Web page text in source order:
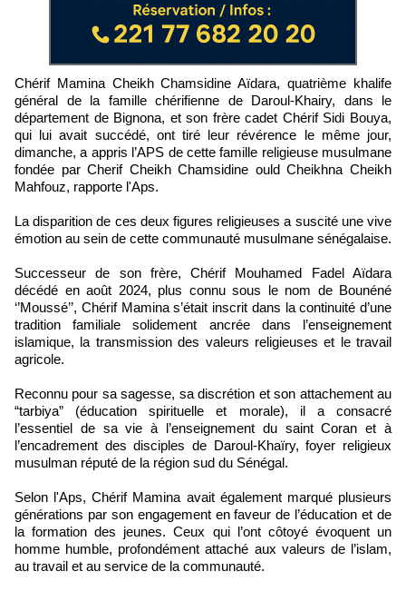
Chérif Mamina Cheikh Chamsidine Aïdara, quatrième khalife
général de la famille chérifienne de Daroul-Khairy, dans le
département de Bignona, et son frère cadet Chérif Sidi Bouya,
qui lui avait succédé, ont tiré leur révérence le même jour,
dimanche, a appris l’APS de cette famille religieuse musulmane
fondée par Cherif Cheikh Chamsidine ould Cheikhna Cheikh
Mahfouz, rapporte l'Aps.
La disparition de ces deux figures religieuses a suscité une vive
émotion au sein de cette communauté musulmane sénégalaise.
Successeur de son frère, Chérif Mouhamed Fadel Aïdara
décédé en août 2024, plus connu sous le nom de Bounéné
‘’Moussé’’, Chérif Mamina s’était inscrit dans la continuité d’une
tradition familiale solidement ancrée dans l’enseignement
islamique, la transmission des valeurs religieuses et le travail
agricole.
Reconnu pour sa sagesse, sa discrétion et son attachement au
“tarbiya” (éducation spirituelle et morale), il a consacré
l’essentiel de sa vie à l’enseignement du saint Coran et à
l’encadrement des disciples de Daroul-Khaïry, foyer religieux
musulman réputé de la région sud du Sénégal.
Selon l'Aps, Chérif Mamina avait également marqué plusieurs
générations par son engagement en faveur de l’éducation et de
la formation des jeunes. Ceux qui l’ont côtoyé évoquent un
homme humble, profondément attaché aux valeurs de l’islam,
au travail et au service de la communauté.